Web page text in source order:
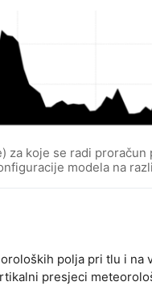
za koje se radi
modela na
polja pri tlu i na
presjeci